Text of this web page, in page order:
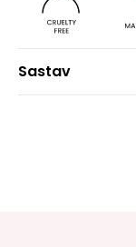
Sastav